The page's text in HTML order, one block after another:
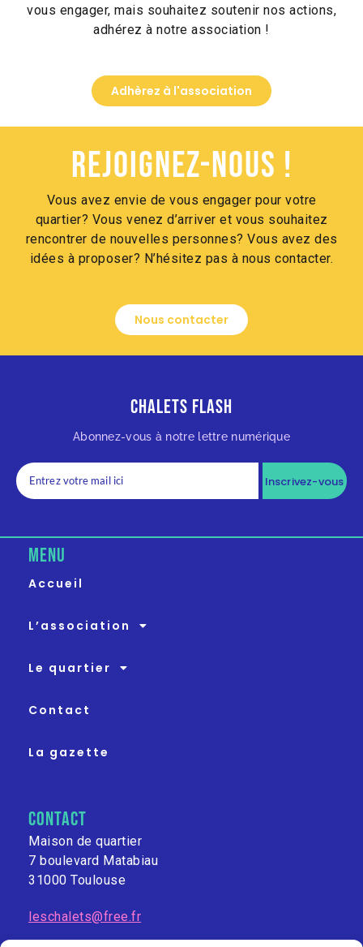
vous engager, mais souhaitez soutenir nos actions,
adhérez à notre association !
Adhèrez à l'association
Rejoignez-nous !
Vous avez envie de vous engager pour votre
quartier? Vous venez d’arriver et vous souhaitez
rencontrer de nouvelles personnes? Vous avez des
idées à proposer? N’hésitez pas à nous contacter.
Nous contacter
Chalets Flash
Abonnez-vous à notre lettre numérique
Inscrivez-vous
MENU
Accueil
L’association
Le quartier
Contact
La gazette
contact
Maison de quartier
7 boulevard Matabiau
31000 Toulouse
leschalets@free.fr